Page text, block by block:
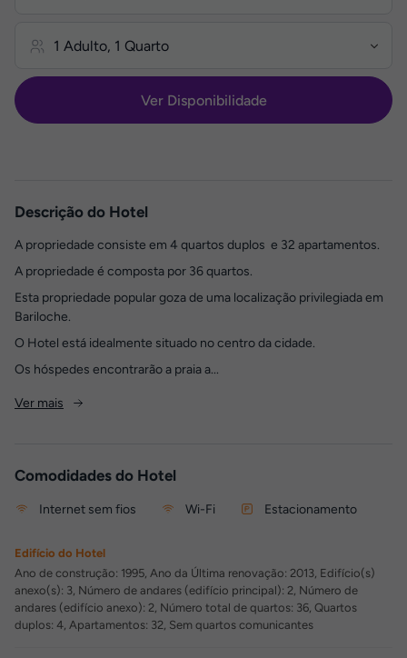
Ver Disponibilidade
Descrição do Hotel
A propriedade consiste em 4 quartos duplos e 32 apartamentos.
A propriedade é composta por 36 quartos.
Esta propriedade popular goza de uma localização privilegiada em
Bariloche.
O Hotel está idealmente situado no centro da cidade.
Os hóspedes encontrarão a praia a...
Ver mais
Comodidades do Hotel
Internet sem fios Wi-Fi Estacionamento
Edifício do Hotel
Ano de construção: 1995, Ano da Última renovação: 2013, Edifício(s)
anexo(s): 3, Número de andares (edifício principal): 2, Número de
andares (edifício anexo): 2, Número total de quartos: 36, Quartos
duplos: 4, Apartamentos: 32, Sem quartos comunicantes